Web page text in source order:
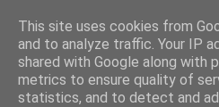
This site uses cookies from
and to analyze traffic. Your IP
shared with Google along with
metrics to ensure quality of
statistics, and to detect and